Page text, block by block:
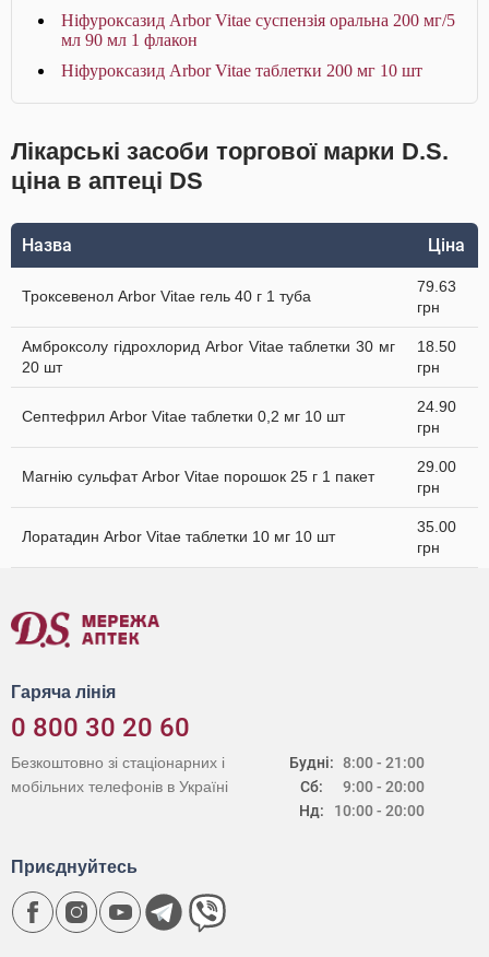
Ніфуроксазид Arbor Vitae суспензія оральна 200 мг/5
мл 90 мл 1 флакон
Ніфуроксазид Arbor Vitae таблетки 200 мг 10 шт
Лікарські засоби торгової марки D.S.
ціна в аптеці DS
Назва Ціна
Троксевенол Arbor Vitae гель 40 г 1 туба
79.63
грн
Амброксолу гідрохлорид Arbor Vitae таблетки 30 мг
20 шт
18.50
грн
Септефрил Arbor Vitae таблетки 0,2 мг 10 шт
24.90
грн
Магнію сульфат Arbor Vitae порошок 25 г 1 пакет
29.00
грн
Лоратадин Arbor Vitae таблетки 10 мг 10 шт
35.00
грн
Гаряча лінія
0 800 30 20 60
Будні:
Сб:
Нд:
8:00 - 21:00
9:00 - 20:00
10:00 - 20:00
Безкоштовно зі стаціонарних і
мобільних телефонів в Україні
Приєднуйтесь